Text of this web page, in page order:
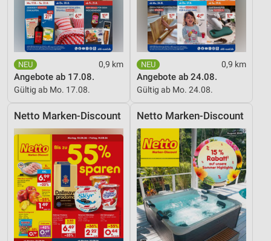
0,9 km
Angebote ab 17.08.
Gültig ab Mo. 17.08.
0,9 km
Angebote ab 24.08.
Gültig ab Mo. 24.08.
Netto Marken-Discount Netto Marken-Discount